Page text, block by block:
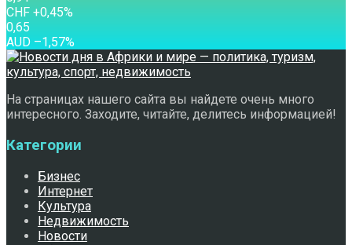
CHF +0,45%
0,65
AUD –1,57%
На страницах нашего сайта вы найдете очень много
интересного. Заходите, читайте, делитесь информацией!
Категории
Бизнес
Интернет
Культура
Недвижимость
Новости